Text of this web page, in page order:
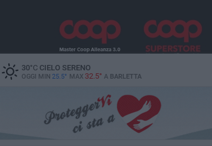
30°CCIELO SERENO
OGGI MIN 25.5° MAX 32.5° A BARLETTA